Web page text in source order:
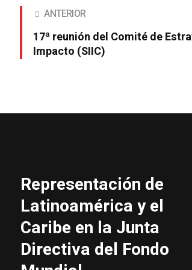
ANTERIOR
17ª reunión del Comité de
Impacto (SIIC)
Representación de
Latinoamérica y el
Caribe en la Junta
Directiva del Fondo